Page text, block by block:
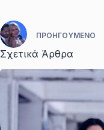
ΠΡΟΗΓΟΎΜΕΝΟ
Σχετικά Άρθρα